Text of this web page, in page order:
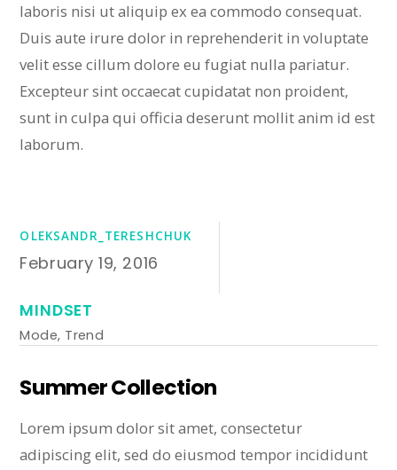
laboris nisi ut aliquip ex ea commodo consequat.
Duis aute irure dolor in reprehenderit in voluptate
velit esse cillum dolore eu fugiat nulla pariatur.
Excepteur sint occaecat cupidatat non proident,
sunt in culpa qui officia deserunt mollit anim id est
laborum.
OLEKSANDR_TERESHCHUK
February 19, 2016
MINDSET
Mode, Trend
Summer Collection
Lorem ipsum dolor sit amet, consectetur
adipiscing elit, sed do eiusmod tempor incididunt